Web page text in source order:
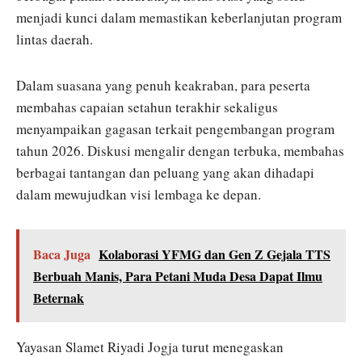
menjadi kunci dalam memastikan keberlanjutan program
lintas daerah.
Dalam suasana yang penuh keakraban, para peserta
membahas capaian setahun terakhir sekaligus
menyampaikan gagasan terkait pengembangan program
tahun 2026. Diskusi mengalir dengan terbuka, membahas
berbagai tantangan dan peluang yang akan dihadapi
dalam mewujudkan visi lembaga ke depan.
Baca Juga Kolaborasi YFMG dan Gen Z Gejala TTS
Berbuah Manis, Para Petani Muda Desa Dapat Ilmu
Beternak
Yayasan Slamet Riyadi Jogja turut menegaskan